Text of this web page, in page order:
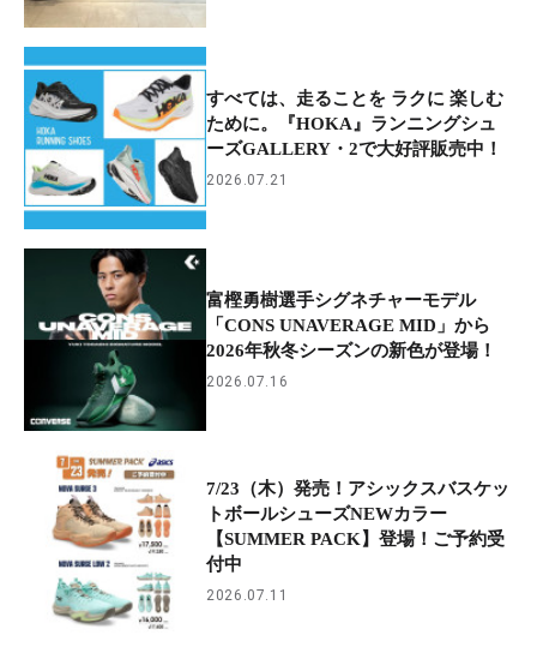
すべては、走ることを ラクに 楽しむ
ために。『HOKA』ランニングシュ
ーズGALLERY・2で大好評販売中！
2026.07.21
富樫勇樹選手シグネチャーモデル
「CONS UNAVERAGE MID」から
2026年秋冬シーズンの新色が登場！
2026.07.16
7/23（木）発売！アシックスバスケッ
トボールシューズNEWカラー
【SUMMER PACK】登場！ご予約受
付中
2026.07.11